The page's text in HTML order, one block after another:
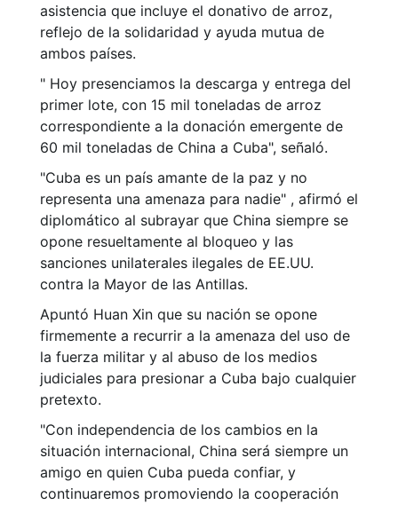
asistencia que incluye el donativo de arroz,
reflejo de la solidaridad y ayuda mutua de
ambos países.
" Hoy presenciamos la descarga y entrega del
primer lote, con 15 mil toneladas de arroz
correspondiente a la donación emergente de
60 mil toneladas de China a Cuba", señaló.
"Cuba es un país amante de la paz y no
representa una amenaza para nadie" , afirmó el
diplomático al subrayar que China siempre se
opone resueltamente al bloqueo y las
sanciones unilaterales ilegales de EE.UU.
contra la Mayor de las Antillas.
Apuntó Huan Xin que su nación se opone
firmemente a recurrir a la amenaza del uso de
la fuerza militar y al abuso de los medios
judiciales para presionar a Cuba bajo cualquier
pretexto.
"Con independencia de los cambios en la
situación internacional, China será siempre un
amigo en quien Cuba pueda confiar, y
continuaremos promoviendo la cooperación